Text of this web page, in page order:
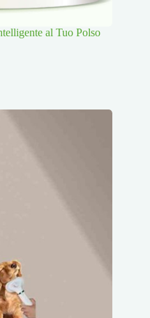
al Tuo Polso